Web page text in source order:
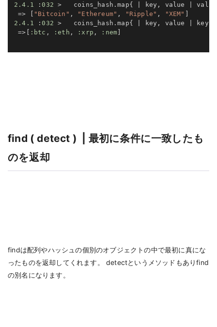
2.4 .1 :032 >
   coins_hash
.map{ key , value
=>
[ "Bitcoin" , "Ethereum" , "Ripple" , "XEM" ]
2.4 .1 :032 >
   coins_hash
.map{ key , value key
=> [ :btc , :eth , :xrp , :nem]
find ( detect ) | 最初に条件に一致したも
のを返却
findは配列やハッシュの個別のオブジェクトの中で最初に真にな
ったものを返却してくれます。 detectというメソッドもありfind
の別名になります。